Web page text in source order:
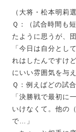
（大将・松本明莉
Ｑ：（試合時間も
たように思うが、
「今日は自分とし
れはしたんですけ
にいい雰囲気を与
Ｑ：例えばどの試
「決勝戦で最初に
いけなくて。他の
で…」